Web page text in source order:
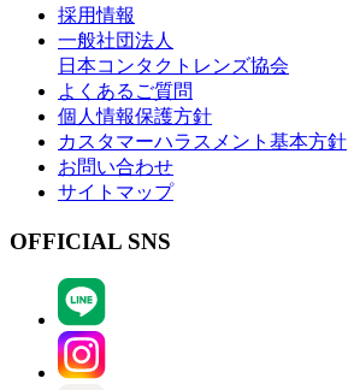
採用情報
一般社団法人
日本コンタクトレンズ協会
よくあるご質問
個人情報保護方針
カスタマーハラスメント基本方針
お問い合わせ
サイトマップ
OFFICIAL SNS